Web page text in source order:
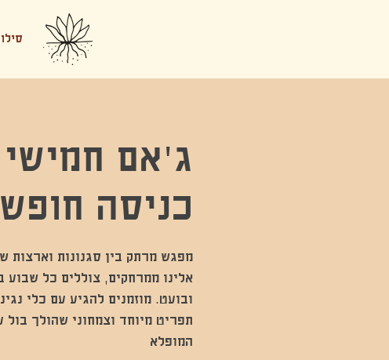
ג'אם חמישי
כניסה
מפגש מרתק בין סגנונות וארצות
אלינו ממרחקים, צוללים כל שבוע
ובועט. מוזמנים להגיע עם כלי
תפריט מיוחד וצמחוני שהולך
המופלא